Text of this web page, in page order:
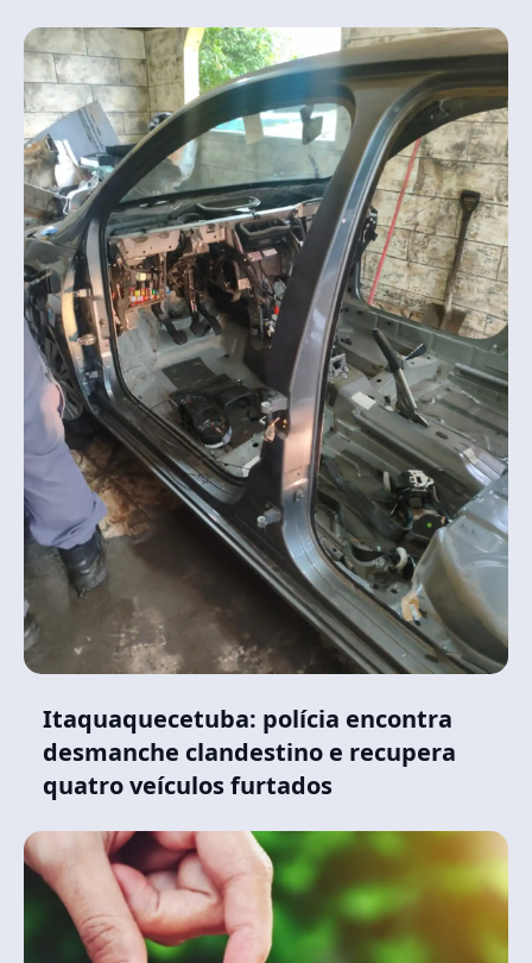
Itaquaquecetuba: polícia encontra
desmanche clandestino e recupera
quatro veículos furtados